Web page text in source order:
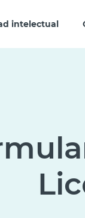
intelectual